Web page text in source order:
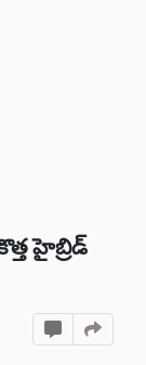
హైబ్రిడ్